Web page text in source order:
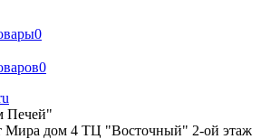
0
0
Печей"
Мира дом 4 ТЦ "Восточный" 2-ой этаж